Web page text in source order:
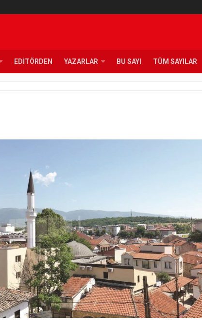
EDITÖRDEN YAZARLAR BU SAYI TÜM SAYILAR